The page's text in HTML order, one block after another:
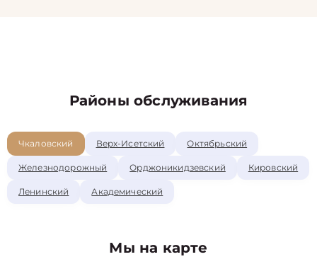
Районы обслуживания
Чкаловский Верх-Исетский Октябрьский
Железнодорожный Орджоникидзевский Кировский
Ленинский Академический
Мы на карте